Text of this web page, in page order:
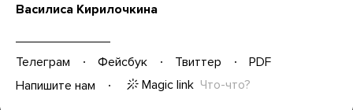
Василиса Кирилочкина
Телеграм Фейсбук Твиттер
PDF
Напишите нам
Magic link Что-что?